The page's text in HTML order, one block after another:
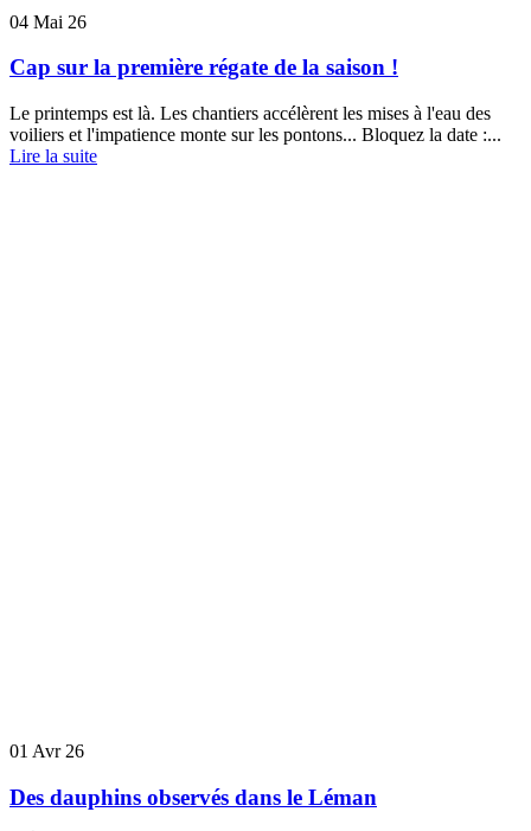
04 Mai 26
Cap sur la première régate de la saison !
Le printemps est là. Les chantiers accélèrent les mises à l'eau des
voiliers et l'impatience monte sur les pontons... Bloquez la date :...
Lire la suite
01 Avr 26
Des dauphins observés dans le Léman